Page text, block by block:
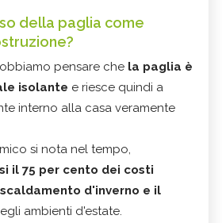
della paglia come
pensare che la paglia è
isolante e riesce quindi a
interno alla casa veramente
si nota nel tempo,
il 75 per cento dei costi
d'inverno e il
ambienti d'estate.